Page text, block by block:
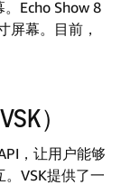
Echo Show 8
屏幕。目前，
）
，让用户能够
VSK提供了一